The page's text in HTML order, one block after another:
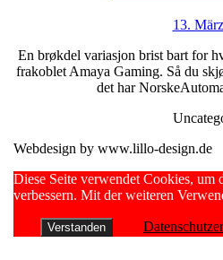
13.
En brøkdel variasjon brist bart for
frakoblet Amaya Gaming. Så du
det har
Webdesign by www.lillo-design.de
Scroll
Up
Diese Seite verwendet Cookies, um
verbessern. Mit der weiteren
Verstanden